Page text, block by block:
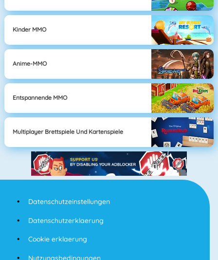
Kinder MMO
Anime-MMO
Entspannende MMO
Multiplayer Brettspiele Und Kartenspiele
Datenschutzeinstellungen
Datenschutzerklaerung
Cookie erklaerung
Nutzungsbedingungen